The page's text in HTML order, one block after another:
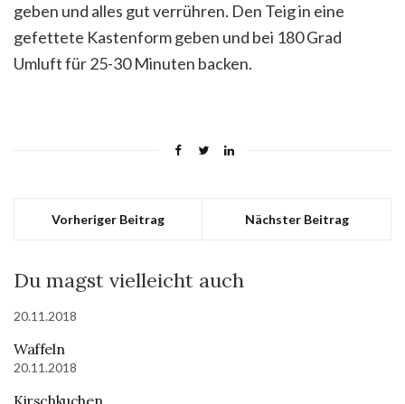
geben und alles gut verrühren. Den Teig in eine
gefettete Kastenform geben und bei 180 Grad
Umluft für 25-30 Minuten backen.
Vorheriger Beitrag Nächster Beitrag
Du magst vielleicht auch
20.11.2018
Waffeln
20.11.2018
Kirschkuchen